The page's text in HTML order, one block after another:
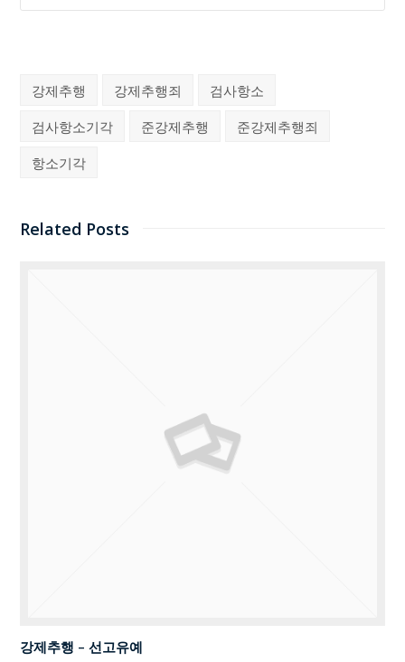
강제추행 강제추행죄
검사항소
검사항소기각
준강제추행
준강제추행죄
항소기각
Related Posts
강제추행 – 선고유예